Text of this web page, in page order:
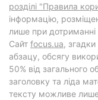
розділі "Правила
інформацію,
лише при дотриманні
Cайт focus.ua,
абзацу, обсягу
50% від загального
заголовку та ліда
тексту можливе